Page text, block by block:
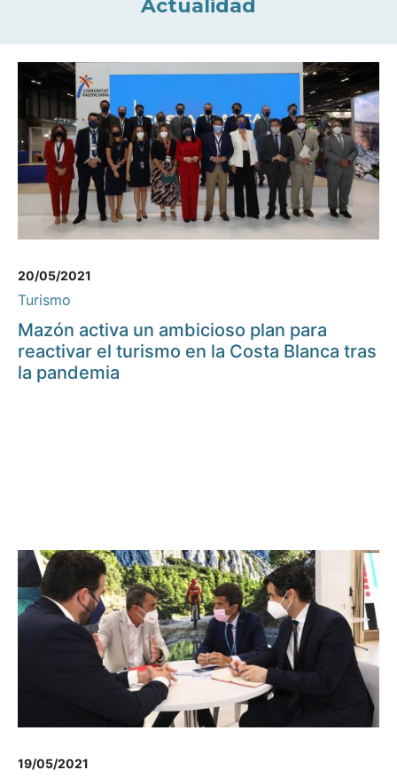
Actualidad
20/05/2021
Turismo
Mazón activa un ambicioso plan para
reactivar el turismo en la Costa Blanca tras
la pandemia
19/05/2021